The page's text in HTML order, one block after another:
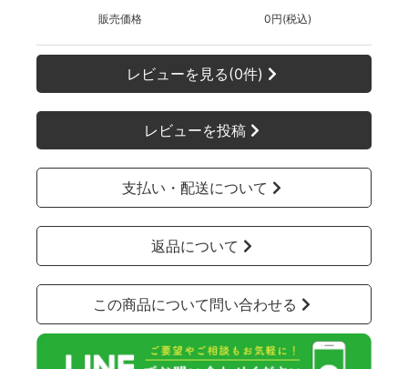
販売価格 0円(税込)
レビューを見る(0件)
レビューを投稿
支払い・配送について
返品について
この商品について問い合わせる